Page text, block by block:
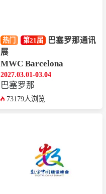
热门 第21届
巴塞罗那通讯
展
MWC Barcelona
2027.03.01-03.04
巴塞罗那
73179人浏览